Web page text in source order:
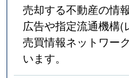
売却する不動産の情
広告や指定流通機構
売買情報ネットワー
います。